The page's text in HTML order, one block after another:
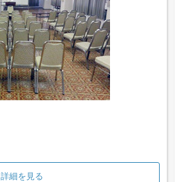
詳細を見る